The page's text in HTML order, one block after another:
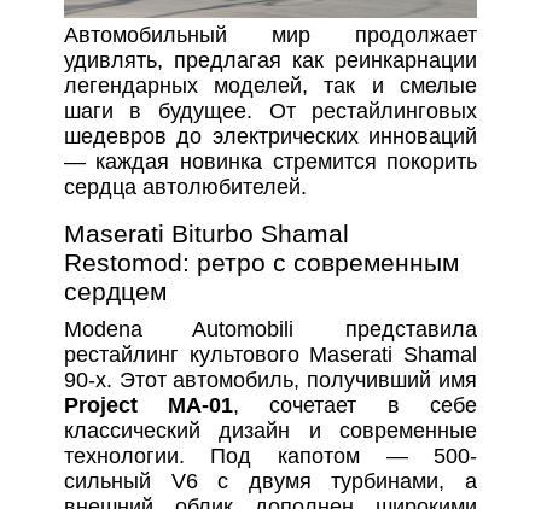
Автомобильный мир продолжает
удивлять, предлагая как реинкарнации
легендарных моделей, так и смелые
шаги в будущее. От рестайлинговых
шедевров до электрических инноваций
— каждая новинка стремится покорить
сердца автолюбителей.
Maserati Biturbo Shamal
Restomod: ретро с современным
сердцем
Modena Automobili представила
рестайлинг культового Maserati Shamal
90-х. Этот автомобиль, получивший имя
Project MA-01, сочетает в себе
классический дизайн и современные
технологии. Под капотом — 500-
сильный V6 с двумя турбинами, а